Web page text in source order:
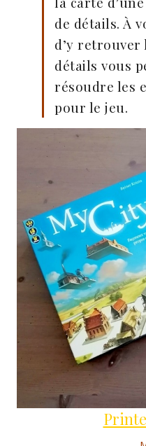
de détails. À
d’y retrouver
détails vous
résoudre les
pour le jeu.